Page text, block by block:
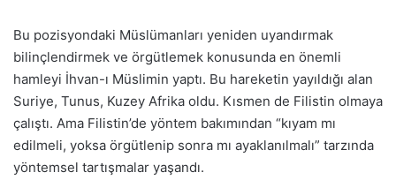
Bu pozisyondaki Müslümanları yeniden uyandırmak
bilinçlendirmek ve örgütlemek konusunda en önemli
hamleyi İhvan-ı Müslimin yaptı. Bu hareketin yayıldığı alan
Suriye, Tunus, Kuzey Afrika oldu. Kısmen de Filistin olmaya
çalıştı. Ama Filistin’de yöntem bakımından “kıyam mı
edilmeli, yoksa örgütlenip sonra mı ayaklanılmalı” tarzında
yöntemsel tartışmalar yaşandı.